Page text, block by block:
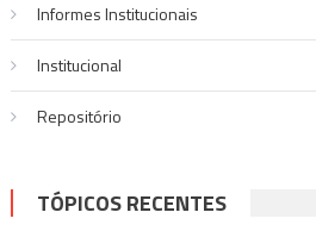
Informes Institucionais
Institucional
Repositório
TÓPICOS RECENTES